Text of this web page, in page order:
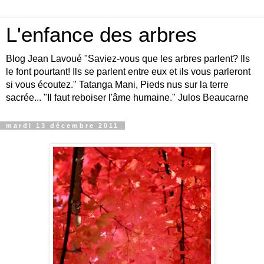
L'enfance des arbres
Blog Jean Lavoué "Saviez-vous que les arbres parlent? Ils
le font pourtant! Ils se parlent entre eux et ils vous parleront
si vous écoutez." Tatanga Mani, Pieds nus sur la terre
sacrée... "Il faut reboiser l'âme humaine." Julos Beaucarne
mardi 13 décembre 2011